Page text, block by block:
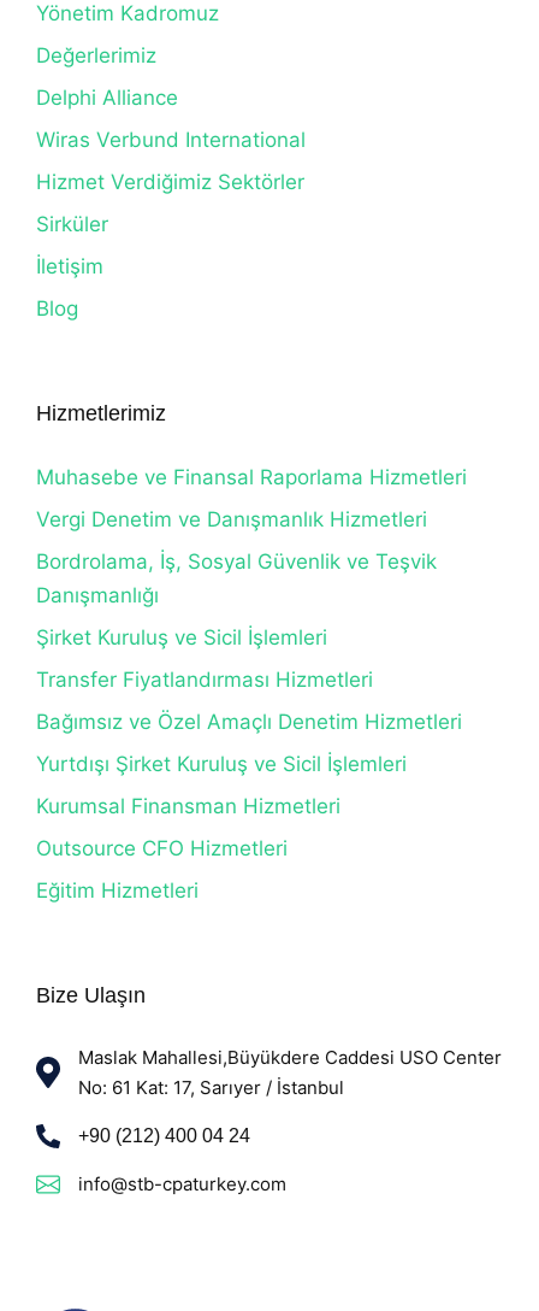
Yönetim Kadromuz
Değerlerimiz
Delphi Alliance
Wiras Verbund International
Hizmet Verdiğimiz Sektörler
Sirküler
İletişim
Blog
Hizmetlerimiz
Muhasebe ve Finansal Raporlama Hizmetleri
Vergi Denetim ve Danışmanlık Hizmetleri
Bordrolama, İş, Sosyal Güvenlik ve Teşvik
Danışmanlığı
Şirket Kuruluş ve Sicil İşlemleri
Transfer Fiyatlandırması Hizmetleri
Bağımsız ve Özel Amaçlı Denetim Hizmetleri
Yurtdışı Şirket Kuruluş ve Sicil İşlemleri
Kurumsal Finansman Hizmetleri
Outsource CFO Hizmetleri
Eğitim Hizmetleri
Bize Ulaşın
Maslak Mahallesi,Büyükdere Caddesi USO Center
No: 61 Kat: 17, Sarıyer / İstanbul
+90 (212) 400 04 24
info@stb-cpaturkey.com